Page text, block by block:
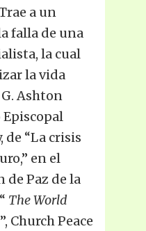
a un
falla de una
la cual
la vida
G. Ashton
Episcopal
de “La crisis
en el
Paz de la
The World
”, Church Peace